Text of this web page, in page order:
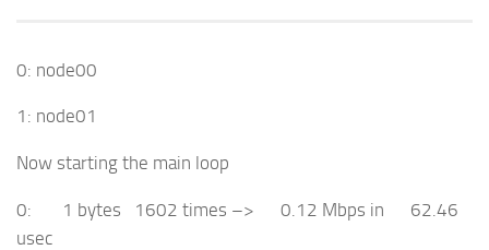
0: node00
1: node01
Now starting the main loop
0: 1 bytes 1602 times –> 0.12 Mbps in 62.46
usec